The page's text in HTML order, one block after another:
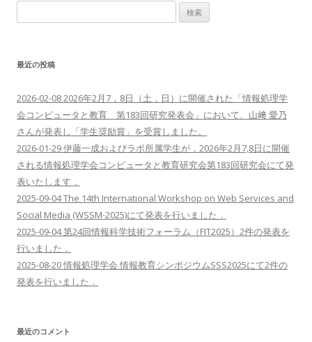
ン
索:
最近の投稿
2026-02-08 2026年2月7，8日（土，日）に開催された「情報処理学
会コンピュータと教育 第183回研究発表会」において、山﨑 愛乃
さんが発表し「学生奨励賞」を受賞しました。
2026-01-29 伊藤一成およびラボ所属学生が，2026年2月7,8日に開催
される情報処理学会コンピュータと教育研究会第183回研究会にて発
表いたします．
2025-09-04 The 14th International Workshop on Web Services and
Social Media (WSSM-2025)にて発表を行いました．
2025-09-04 第24回情報科学技術フォーラム（FIT2025）2件の発表を
行いました．
2025-08-20 情報処理学会 情報教育シンポジウムSSS2025にて2件の
発表を行いました．
最近のコメント